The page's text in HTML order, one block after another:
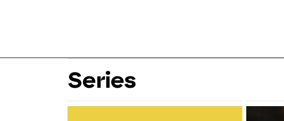
Series